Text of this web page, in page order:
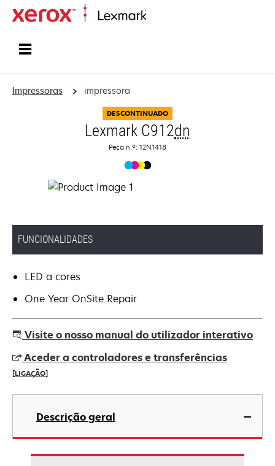
Impressoras impressora
DESCONTINUADO
Lexmark C912dn
Peça n.º: 12N1418
FUNCIONALIDADES
LED a cores
One Year OnSite Repair
Visite o nosso manual do utilizador interativo
Aceder a controladores e transferências
[LIGAÇÃO]
opens
new
Descrição geral